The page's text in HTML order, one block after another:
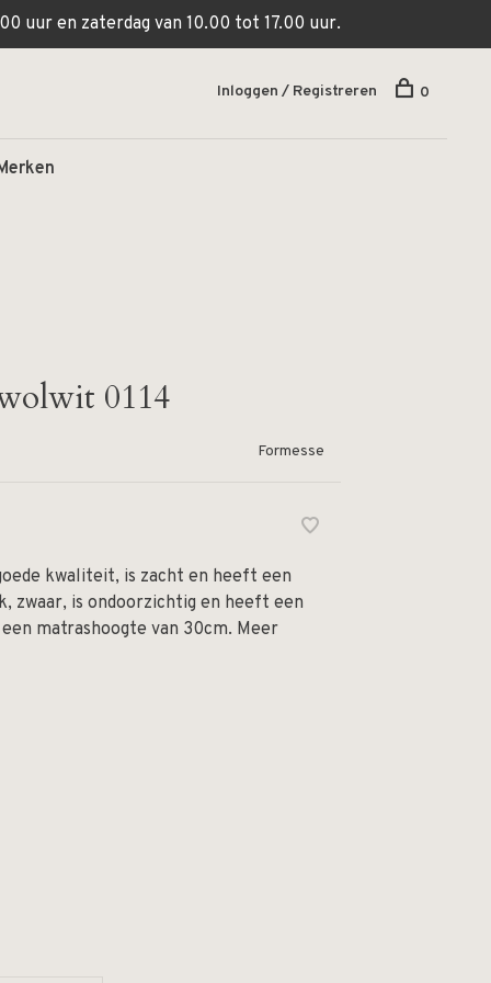
uur en zaterdag van 10.00 tot 17.00 uur.
Inloggen / Registreren 0
0114
Formesse
kwaliteit, is zacht en heeft een
zwaar, is ondoorzichtig en heeft een
matrashoogte van 30cm. Meer